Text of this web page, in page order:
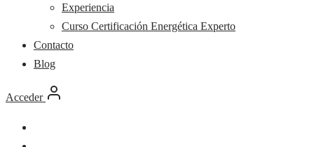
Experiencia
Curso Certificación Energética Experto
Contacto
Blog
Acceder